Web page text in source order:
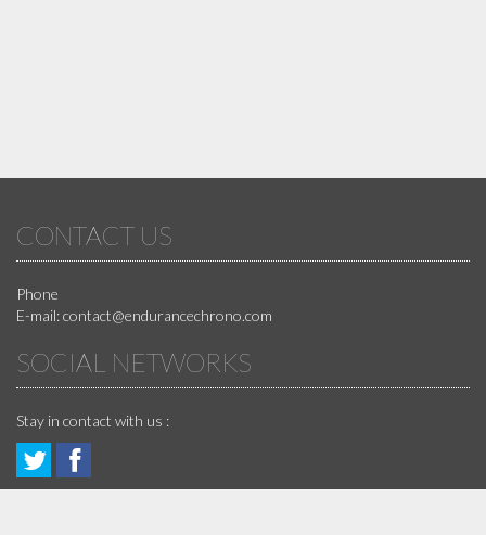
CONTACT US
Phone
E-mail:contact@endurancechrono.com
SOCIAL NETWORKS
Stay in contact with us :
Follow
Join